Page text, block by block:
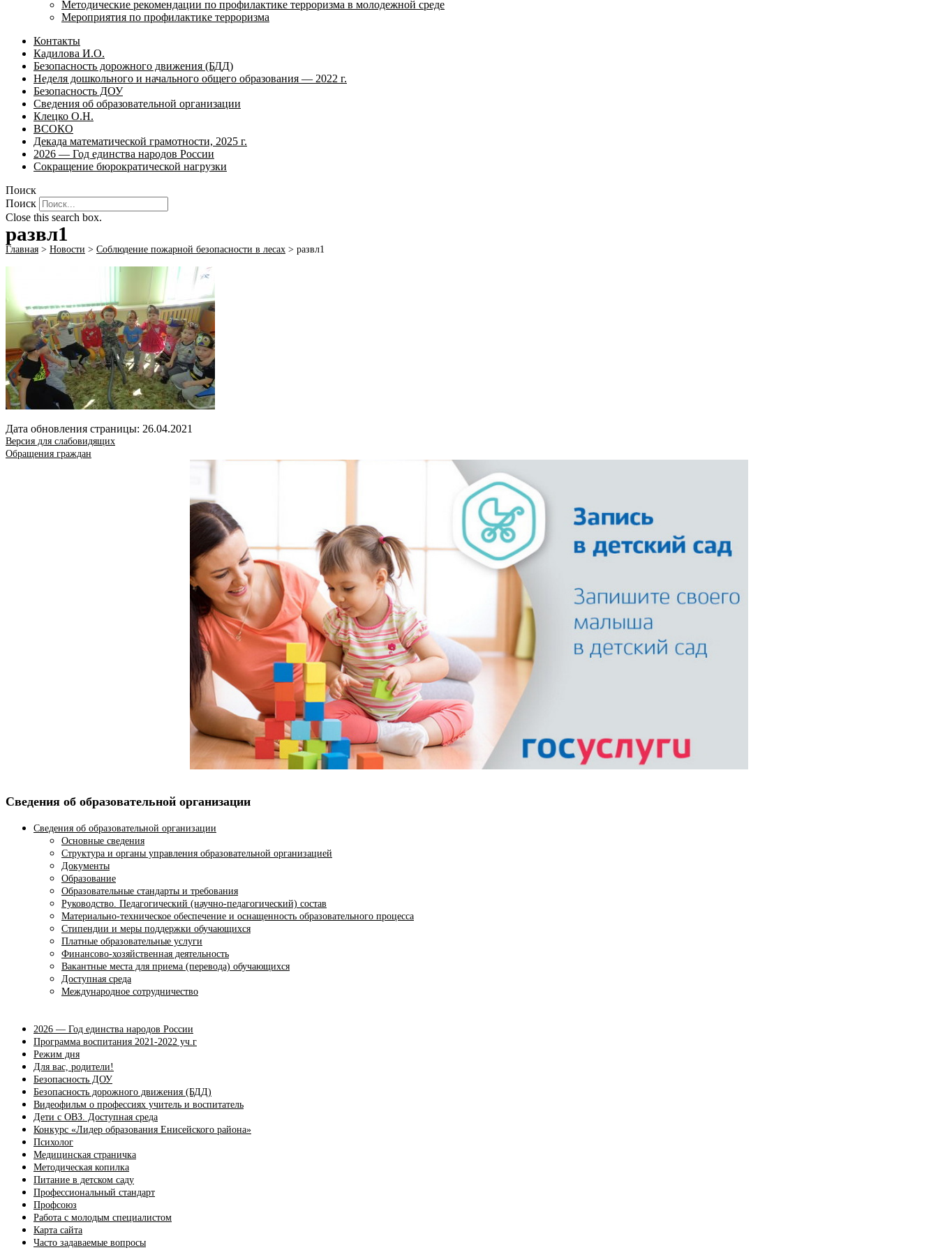
Методические рекомендации по профилактике терроризма в молодежной среде
Мероприятия по профилактике терроризма
Контакты
Кадилова И.О.
Безопасность дорожного движения (БДД)
Неделя дошкольного и начального общего образования — 2022 г.
Безопасность ДОУ
Сведения об образовательной организации
Клецко О.Н.
ВСОКО
Декада математической грамотности, 2025 г.
2026 — Год единства народов России
Сокращение бюрократической нагрузки
Поиск
Поиск
Close this search box.
развл1
Главная > Новости > Соблюдение пожарной безопасности в лесах > развл1
Дата обновления страницы: 26.04.2021
Версия для слабовидящих
Обращения граждан
Сведения об образовательной организации
Сведения об образовательной организации
Основные сведения
Структура и органы управления образовательной организацией
Документы
Образование
Образовательные стандарты и требования
Руководство. Педагогический (научно-педагогический) состав
Материально-техническое обеспечение и оснащенность образовательного процесса
Стипендии и меры поддержки обучающихся
Платные образовательные услуги
Финансово-хозяйственная деятельность
Вакантные места для приема (перевода) обучающихся
Доступная среда
Международное сотрудничество
2026 — Год единства народов России
Программа воспитания 2021-2022 уч.г
Режим дня
Для вас, родители!
Безопасность ДОУ
Безопасность дорожного движения (БДД)
Видеофильм о профессиях учитель и воспитатель
Дети с ОВЗ. Доступная среда
Конкурс «Лидер образования Енисейского района»
Психолог
Медицинская страничка
Методическая копилка
Питание в детском саду
Профессиональный стандарт
Профсоюз
Работа с молодым специалистом
Карта сайта
Часто задаваемые вопросы